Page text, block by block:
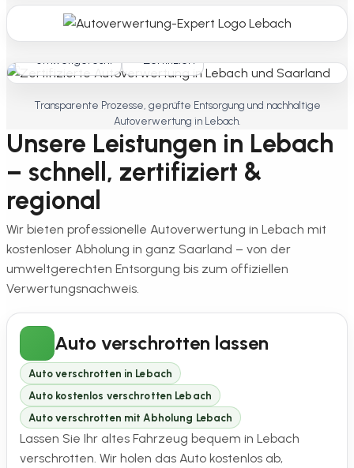
Umweltgerecht Zertifiziert
Transparente Prozesse, geprüfte Entsorgung und nachhaltige
Autoverwertung in Lebach.
Unsere Leistungen in Lebach
– schnell, zertifiziert &
regional
Wir bieten professionelle Autoverwertung in Lebach mit
kostenloser Abholung in ganz Saarland – von der
umweltgerechten Entsorgung bis zum offiziellen
Verwertungsnachweis.
Auto verschrotten lassen
Auto verschrotten in Lebach
Auto kostenlos verschrotten Lebach
Auto verschrotten mit Abholung Lebach
Lassen Sie Ihr altes Fahrzeug bequem in Lebach
verschrotten. Wir holen das Auto kostenlos ab,